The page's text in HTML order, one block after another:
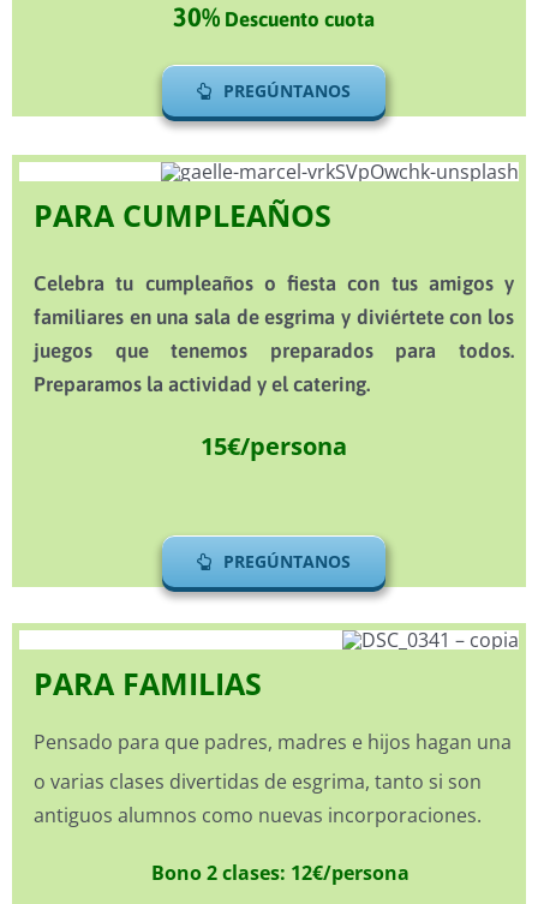
30% Descuento cuota
PREGÚNTANOS
PARA CUMPLEAÑOS
Celebra tu cumpleaños o fiesta con tus amigos y
familiares en una sala de esgrima y diviértete con los
juegos que tenemos preparados para todos.
Preparamos la actividad y el catering.
15€/persona
PREGÚNTANOS
PARA FAMILIAS
Pensado para que padres, madres e hijos hagan una
o varias clases divertidas de esgrima, tanto si son
antiguos alumnos como nuevas incorporaciones.
Bono 2 clases: 12€/persona